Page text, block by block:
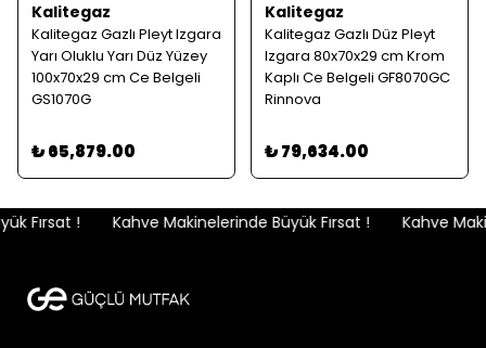
Kalitegaz
Kalitegaz Gazlı Pleyt Izgara
Yarı Oluklu Yarı Düz Yüzey
100x70x29 cm Ce Belgeli
GS1070G
₺ 65,879.00
Kalitegaz
Kalitegaz Gazlı Düz Pleyt
Izgara 80x70x29 cm Krom
Kaplı Ce Belgeli GF8070GC
Rinnova
₺ 79,634.00
Fırsat ! Kahve Makinelerinde Büyük Fırsat ! Kahve